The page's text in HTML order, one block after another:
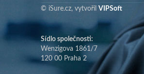
© iSure.cz, vytvořil VIPSoft
Sídlo společnosti:
Wenzigova 1861/7
120 00 Praha 2